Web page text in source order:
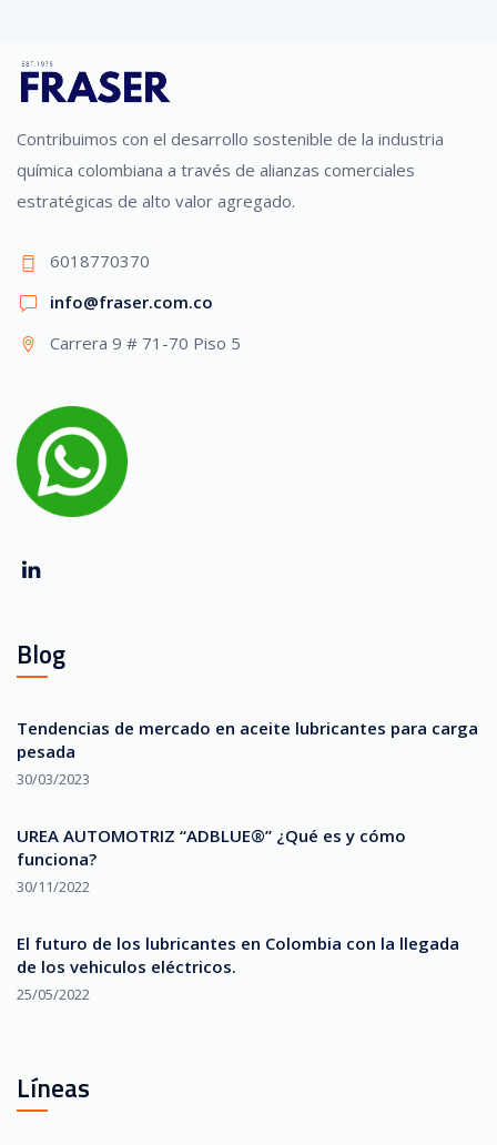
Contribuimos con el desarrollo sostenible de la industria
química colombiana a través de alianzas comerciales
estratégicas de alto valor agregado.
6018770370
info@fraser.com.co
Carrera 9 # 71-70 Piso 5
Blog
Tendencias de mercado en aceite lubricantes para carga
pesada
30/03/2023
UREA AUTOMOTRIZ “ADBLUE®” ¿Qué es y cómo
funciona?
30/11/2022
El futuro de los lubricantes en Colombia con la llegada
de los vehiculos eléctricos.
25/05/2022
Líneas